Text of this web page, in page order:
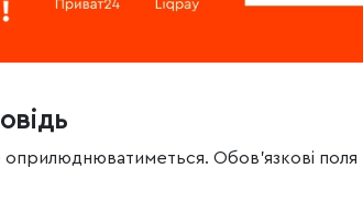
оприлюднюватиметься. Обов’язкові поля